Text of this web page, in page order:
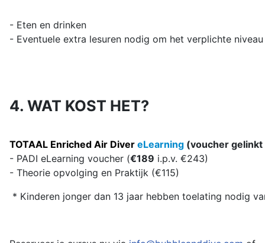
- Eten en drinken
- Eventuele extra lesuren nodig om het verplichte
4. WAT KOST HET?
TOTAAL Enriched Air Diver eLearning (voucher gelinkt
- PADI eLearning voucher (€189 i.p.v. €243)
- Theorie opvolging en Praktijk (€115)
* Kinderen jonger dan 13 jaar hebben toelating nodig